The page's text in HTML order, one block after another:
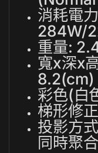
消耗電
284W/
重量:
寬x深x
8.2(cm)
彩色(白
梯形修
投影方
同時聚